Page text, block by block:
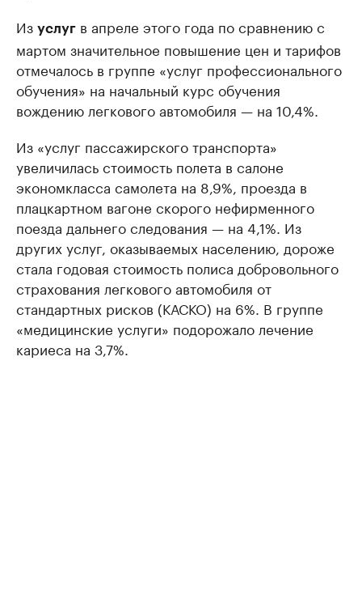
Из услуг в апреле этого года по сравнению с
мартом значительное повышение цен и тарифов
отмечалось в группе «услуг профессионального
обучения» на начальный курс обучения
вождению легкового автомобиля — на 10,4%.
Из «услуг пассажирского транспорта»
увеличилась стоимость полета в салоне
экономкласса самолета на 8,9%, проезда в
плацкартном вагоне скорого нефирменного
поезда дальнего следования — на 4,1%. Из
других услуг, оказываемых населению, дороже
стала годовая стоимость полиса добровольного
страхования легкового автомобиля от
стандартных рисков (КАСКО) на 6%. В группе
«медицинские услуги» подорожало лечение
кариеса на 3,7%.